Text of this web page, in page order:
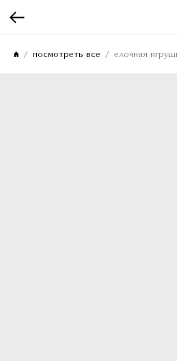
посмотреть все